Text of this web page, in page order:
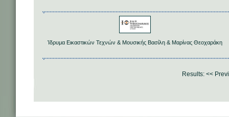
Ίδρυμα Εικαστικών Τεχνών & Μουσικής Βασίλη & Μαρίνας Θεοχαράκη
Results: <<